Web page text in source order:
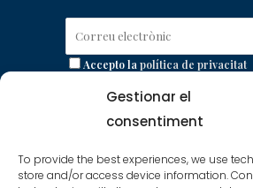
Gestionar el
consentiment
To provide the best experiences, we use
store and/or access device information.
Accepto la política de privacitat
Accés a la